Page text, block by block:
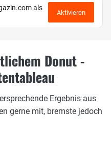
als
Aktivieren
Donut -
Ergebnis aus
gerne mit, bremste jedoch